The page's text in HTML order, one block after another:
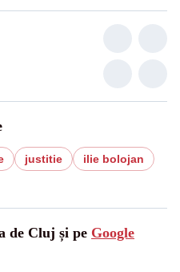
justitie
ilie bolojan
de Cluj și pe Google